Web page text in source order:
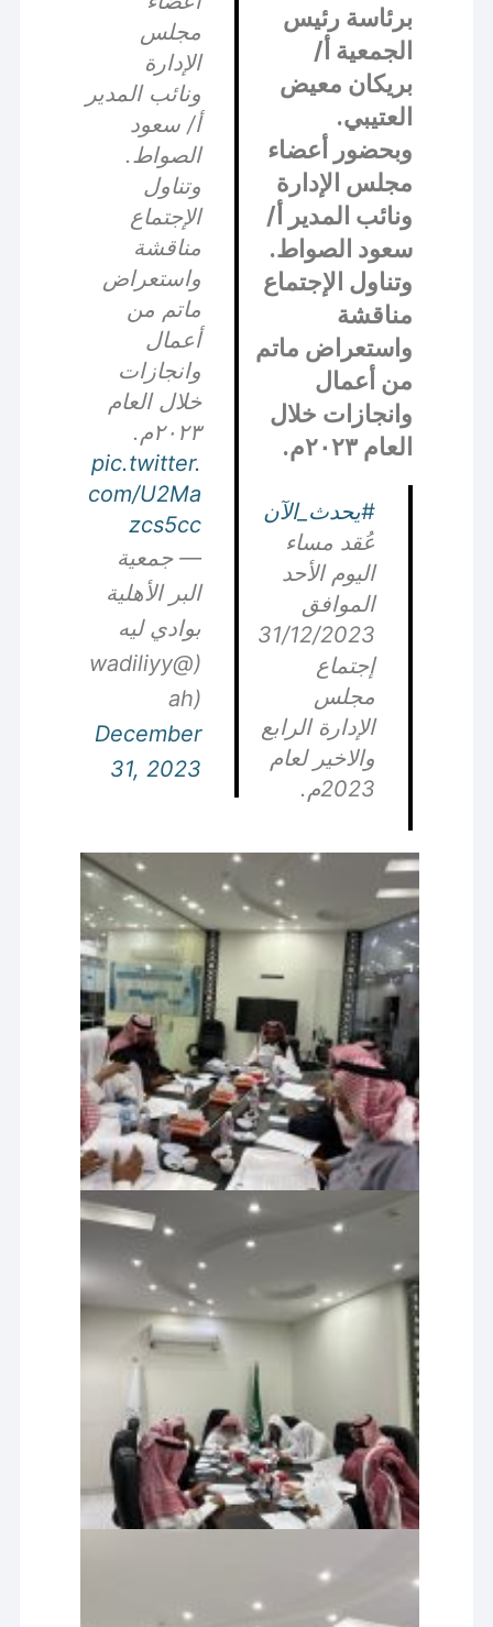
برئاسة رئيس
الجمعية أ/
بريكان معيض
العتيبي.
وبحضور أعضاء
مجلس الإدارة
ونائب المدير أ/
سعود الصواط.
وتناول الإجتماع
مناقشة
واستعراض ماتم
من أعمال
وانجازات خلال
العام ٢٠٢٣م.
#يحدث_الآن
عُقد مساء
اليوم الأحد
الموافق
31/12/2023
إجتماع
مجلس
الإدارة الرابع
والاخير لعام
2023م.
مجلس
الإدارة
ونائب المدير
أ/ سعود
الصواط.
وتناول
الإجتماع
مناقشة
واستعراض
ماتم من
أعمال
وانجازات
خلال العام
٢٠٢٣م.
pic.twitter.
com/U2Ma
zcs5cc
— جمعية
البر الأهلية
بوادي ليه
(@wadiliyy
ah)
December
31, 2023